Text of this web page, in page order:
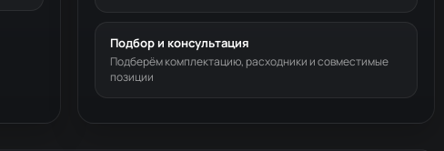
Подбор и консультация
Подберём комплектацию, расходники и совместимые
позиции